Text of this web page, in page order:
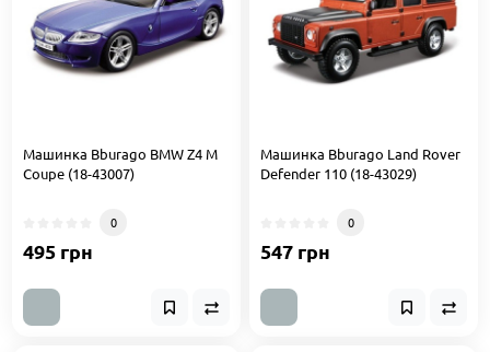
Машинка Bburago BMW Z4 M
Coupe (18-43007)
0
495 грн
Машинка Bburago Land Rover
Defender 110 (18-43029)
0
547 грн